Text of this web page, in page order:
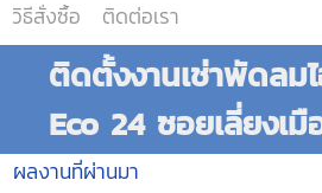
วิธีสั่งซื้อ
ติดต่อเรา
ติดตั้งงานเช่าพัดลม
Eco 24 ซอยเลี่ยงเมื
ผลงานที่ผ่านมา